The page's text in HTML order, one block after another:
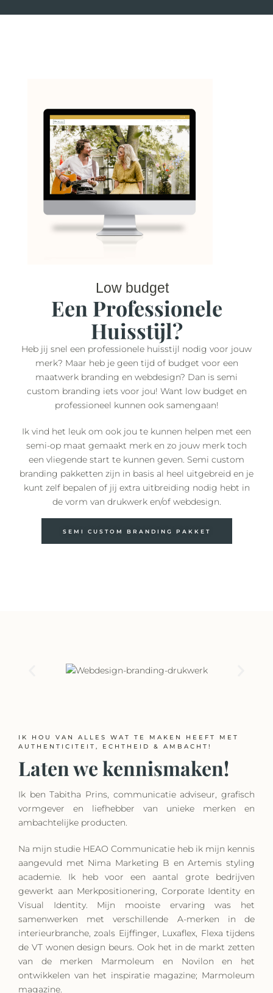
Low budget
Een Professionele
Huisstijl?
Heb jij snel een professionele huisstijl nodig voor jouw
merk? Maar heb je geen tijd of budget voor een
maatwerk branding en webdesign? Dan is semi
custom branding iets voor jou! Want low budget en
professioneel kunnen ook samengaan!
Ik vind het leuk om ook jou te kunnen helpen met een
semi-op maat gemaakt merk en zo jouw merk toch
een vliegende start te kunnen geven. Semi custom
branding pakketten zijn in basis al heel uitgebreid en je
kunt zelf bepalen of jij extra uitbreiding nodig hebt in
de vorm van drukwerk en/of webdesign.
SEMI CUSTOM BRANDING PAKKET
IK HOU VAN ALLES WAT TE MAKEN HEEFT MET
AUTHENTICITEIT, ECHTHEID & AMBACHT!
Laten we kennismaken!
Ik ben Tabitha Prins, communicatie adviseur, grafisch
vormgever en liefhebber van unieke merken en
ambachtelijke producten.
Na mijn studie HEAO Communicatie heb ik mijn kennis
aangevuld met Nima Marketing B en Artemis styling
academie. Ik heb voor een aantal grote bedrijven
gewerkt aan Merkpositionering, Corporate Identity en
Visual Identity. Mijn mooiste ervaring was het
samenwerken met verschillende A-merken in de
interieurbranche, zoals Eijffinger, Luxaflex, Flexa tijdens
de VT wonen design beurs. Ook het in de markt zetten
van de merken Marmoleum en Novilon en het
ontwikkelen van het inspiratie magazine; Marmoleum
magazine.